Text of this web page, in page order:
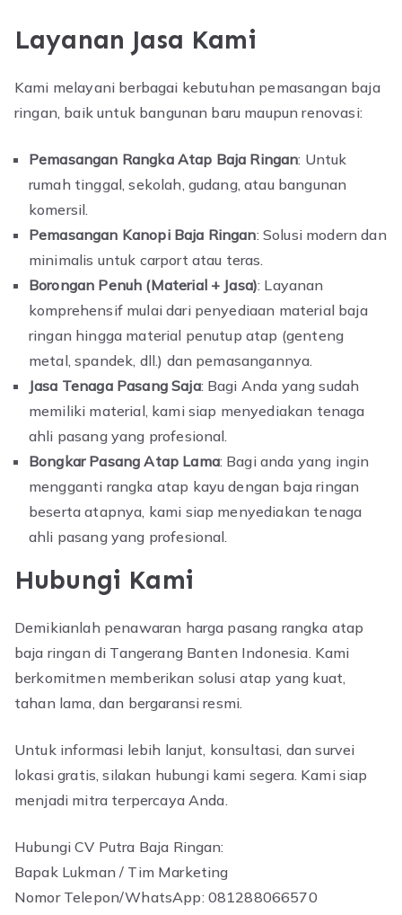
Layanan Jasa Kami
Kami melayani berbagai kebutuhan pemasangan baja
ringan, baik untuk bangunan baru maupun renovasi:
Pemasangan Rangka Atap Baja Ringan: Untuk
rumah tinggal, sekolah, gudang, atau bangunan
komersil.
Pemasangan Kanopi Baja Ringan: Solusi modern dan
minimalis untuk carport atau teras.
Borongan Penuh (Material + Jasa): Layanan
komprehensif mulai dari penyediaan material baja
ringan hingga material penutup atap (genteng
metal, spandek, dll.) dan pemasangannya.
Jasa Tenaga Pasang Saja: Bagi Anda yang sudah
memiliki material, kami siap menyediakan tenaga
ahli pasang yang profesional.
Bongkar Pasang Atap Lama: Bagi anda yang ingin
mengganti rangka atap kayu dengan baja ringan
beserta atapnya, kami siap menyediakan tenaga
ahli pasang yang profesional.
Hubungi Kami
Demikianlah penawaran harga pasang rangka atap
baja ringan di Tangerang Banten Indonesia. Kami
berkomitmen memberikan solusi atap yang kuat,
tahan lama, dan bergaransi resmi.
Untuk informasi lebih lanjut, konsultasi, dan survei
lokasi gratis, silakan hubungi kami segera. Kami siap
menjadi mitra terpercaya Anda.
Hubungi CV Putra Baja Ringan:
Bapak Lukman / Tim Marketing
Nomor Telepon/WhatsApp: 081288066570